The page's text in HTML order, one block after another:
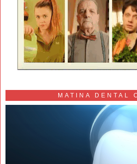
MATINA DENTAL